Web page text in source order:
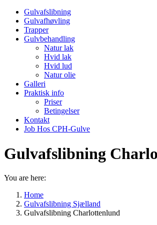
Gulvafslibning
Gulvafhøvling
Trapper
Gulvbehandling
Natur lak
Hvid lak
Hvid lud
Natur olie
Galleri
Praktisk info
Priser
Betingelser
Kontakt
Job Hos CPH-Gulve
Gulvafslibning
You are here:
Home
Gulvafslibning Sjælland
Gulvafslibning Charlottenlund